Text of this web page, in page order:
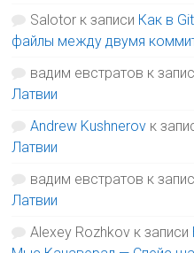
Salotor к записи Как в
файлы между двумя
вадим евстратов к
Латвии
Andrew Kushnerov к
Латвии
вадим евстратов к
Латвии
Alexey Rozhkov к записи